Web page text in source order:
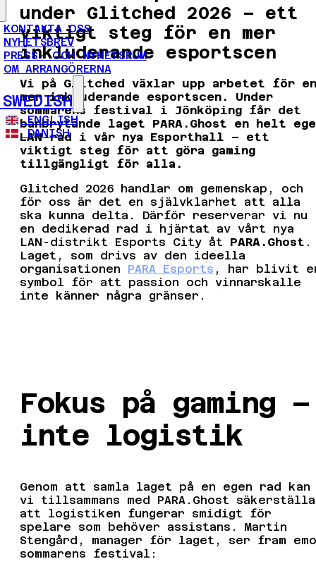
KONTAKTA OSS
NYHETSBREV
PRESS- OCH NYHETSRUM
OM ARRANGÖRERNA
SWEDISH
ENGLISH
DANISH
under Glitched 2026 – ett
viktigt steg för en mer
inkluderande esportscen
Vi på Glitched växlar upp arbetet för en
mer inkluderande esportscen. Under
sommarens festival i Jönköping får det
banbrytande laget PARA.Ghost en helt
LAN-rad i vår nya Esporthall – ett
viktigt steg för att göra gaming
tillgängligt för alla.
Glitched 2026 handlar om gemenskap, och
för oss är det en självklarhet att alla
ska kunna delta. Därför reserverar vi nu
en dedikerad rad i hjärtat av vårt nya
LAN-distrikt Esports City åt PARA.Ghost .
Laget, som drivs av den ideella
organisationen PARA Esports , har blivit
symbol för att passion och vinnarskalle
inte känner några gränser.
Fokus på gaming –
inte logistik
Genom att samla laget på en egen rad kan
vi tillsammans med PARA.Ghost säkerställa
att logistiken fungerar smidigt för
spelare som behöver assistans. Martin
Stengård, manager för laget, ser fram
sommarens festival: